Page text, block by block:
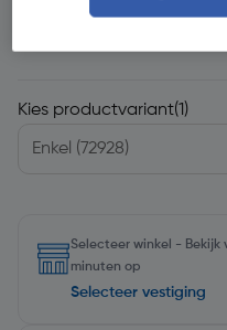
Kies productvariant(1)
Selecteer winkel - Bekijk
minuten op
Selecteer vestiging